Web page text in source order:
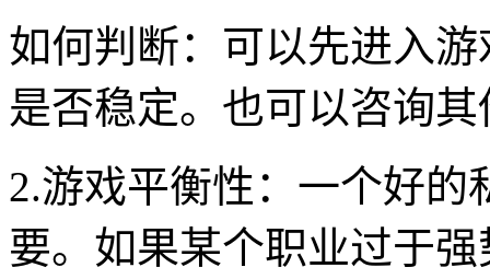
如何判断：可以先进入
是否稳定。也可以咨询
2.游戏平衡性：一个好
要。如果某个职业过于